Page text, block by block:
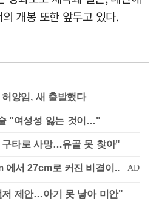
개봉 또한 앞두고 있다.
양임, 새 출발했다
"여성성 잃는 것이…"
구타로 사망…유골 못 찾아"
제안…아기 못 낳아 미안"